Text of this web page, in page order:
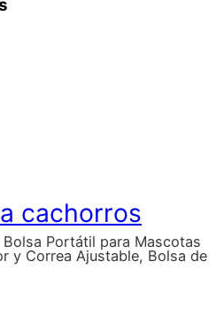
cachorros
Portátil para Mascotas
y Correa Ajustable, Bolsa de